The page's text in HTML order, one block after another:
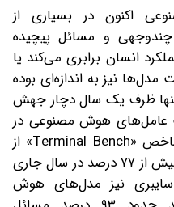
اکنون در بسیاری از
چندوجهی و مسائل پیچیده
انسان برابری می‌کند یا
نیز به اندازه‌ای بوده
تنها ظرف یک سال دچار جهش
عامل‌های هوش مصنوعی در
انجام وظایف واقعی براساس شاخص «Terminal Bench» از
حدود ۲۰ درصد در سال ۲۰۲۵ به بیش از ۷۷ درصد در سال جاری
نیز مدل‌های هوش